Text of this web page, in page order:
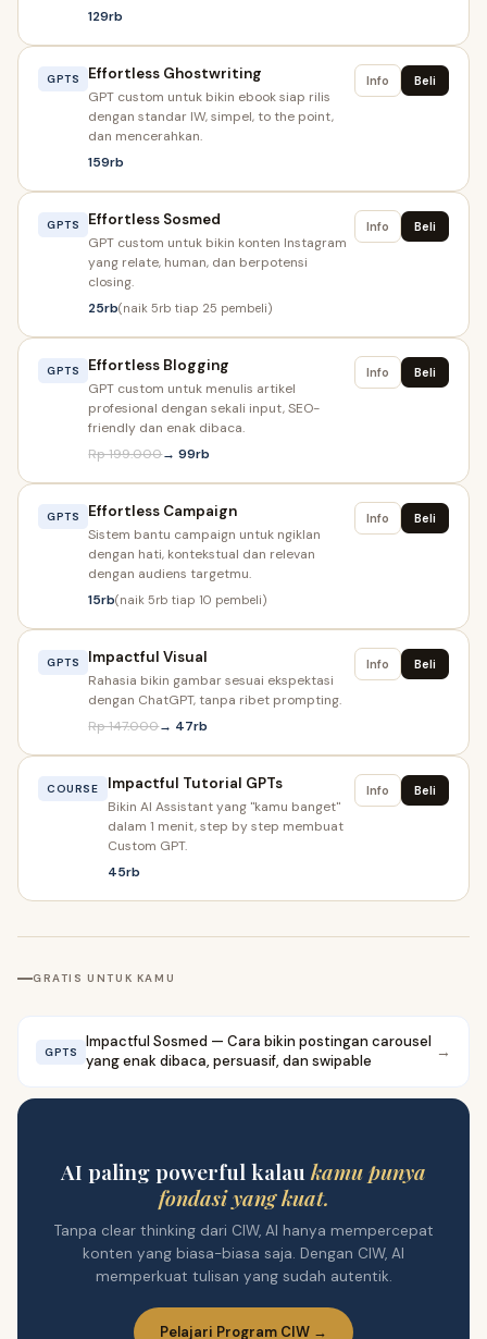
129rb
GPTS Effortless Ghostwriting
GPT custom untuk bikin ebook siap rilis
dengan standar IW, simpel, to the point,
dan mencerahkan.
159rb
Info Beli
GPTS Effortless Sosmed
GPT custom untuk bikin konten Instagram
yang relate, human, dan berpotensi
closing.
25rb(naik 5rb tiap 25 pembeli)
Info Beli
GPTS Effortless Blogging
GPT custom untuk menulis artikel
profesional dengan sekali input, SEO-
friendly dan enak dibaca.
Rp 199.000→ 99rb
Info Beli
GPTS Effortless Campaign
Sistem bantu campaign untuk ngiklan
dengan hati, kontekstual dan relevan
dengan audiens targetmu.
15rb(naik 5rb tiap 10 pembeli)
Info Beli
GPTS Impactful Visual
Rahasia bikin gambar sesuai ekspektasi
dengan ChatGPT, tanpa ribet prompting.
Rp 147.000→ 47rb
Info Beli
COURSE Impactful Tutorial GPTs
Bikin AI Assistant yang "kamu banget"
dalam 1 menit, step by step membuat
Custom GPT.
45rb
Info Beli
GRATIS UNTUK KAMU
GPTS
Impactful Sosmed — Cara bikin postingan carousel
yang enak dibaca, persuasif, dan swipable
→
AI paling powerful kalaukamu punya
fondasi yang kuat.
Tanpa clear thinking dari CIW, AI hanya mempercepat
konten yang biasa-biasa saja. Dengan CIW, AI
memperkuat tulisan yang sudah autentik.
Pelajari Program CIW →